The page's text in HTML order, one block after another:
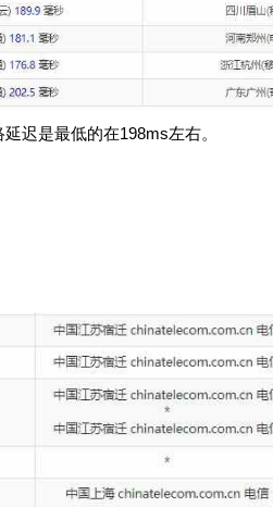
迟是最低的在198ms左右。